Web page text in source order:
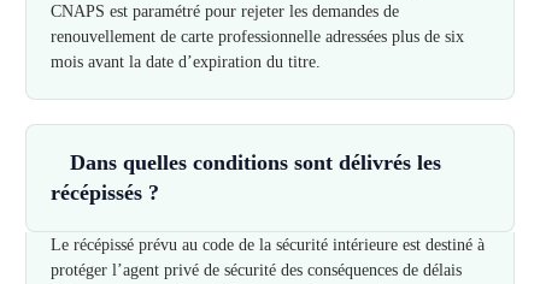
CNAPS est paramétré pour rejeter les demandes de
renouvellement de carte professionnelle adressées plus de six
mois avant la date d’expiration du titre.
Dans quelles conditions sont délivrés les
récépissés ?
Le récépissé prévu au code de la sécurité intérieure est destiné à
protéger l’agent privé de sécurité des conséquences de délais